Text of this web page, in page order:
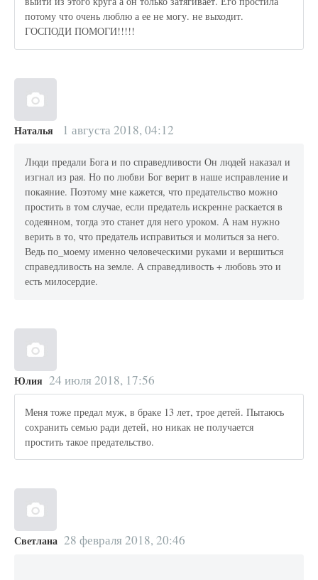
потому что очень люблю а ее не могу. не выходит.
ГОСПОДИ ПОМОГИ!!!!!
Наталья 1 августа 2018, 04:12
Люди предали Бога и по справедливости Он людей наказал и
изгнал из рая. Но по любви Бог верит в наше исправление и
покаяние. Поэтому мне кажется, что предательство можно
простить в том случае, если предатель искренне раскается в
содеянном, тогда это станет для него уроком. А нам нужно
верить в то, что предатель исправиться и молиться за него.
Ведь по_моему именно человеческими руками и вершиться
справедливость на земле. А справедливость + любовь это и
есть милосердие.
Юлия 24 июля 2018, 17:56
Меня тоже предал муж, в браке 13 лет, трое детей. Пытаюсь
сохранить семью ради детей, но никак не получается
простить такое предательство.
Светлана 28 февраля 2018, 20:46